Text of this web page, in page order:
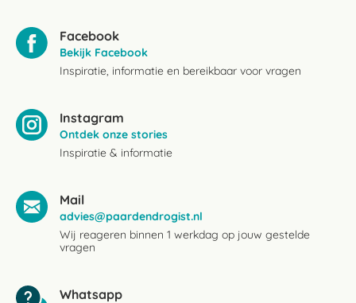
Facebook
Bekijk Facebook
Inspiratie, informatie en bereikbaar voor vragen
Instagram
Ontdek onze stories
Inspiratie & informatie
Mail
advies@paardendrogist.nl
Wij reageren binnen 1 werkdag op jouw gestelde
vragen
Whatsapp